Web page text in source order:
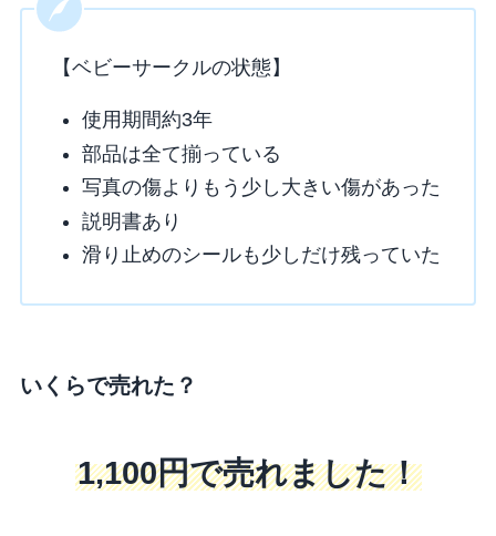
【ベビーサークルの状態】
使用期間約3年
部品は全て揃っている
写真の傷よりもう少し大きい傷があった
説明書あり
滑り止めのシールも少しだけ残っていた
いくらで売れた？
1,100円で売れました！